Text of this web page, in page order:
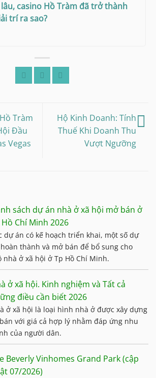
casino Hồ Tràm đã trở thành
trí ra sao?
Tràm
Đầu
Vegas
Hộ Kinh Doanh: Tính
Thuế Khi Doanh Thu
Vượt Ngưỡng
sách dự án nhà ở xã hội mở bán ở
Chí Minh 2026
dự án có kế hoạch triển khai, một số dự
thành và mở bán để bổ sung cho
nhà ở xã hội ở Tp Hồ Chí Minh.
ở xã hội. Kinh nghiệm và Tất cả
điều cần biết 2026
ở xã hội là loại hình nhà ở được xây dựng
với giá cả hợp lý nhằm đáp ứng nhu
của người dân.
Beverly Vinhomes Grand Park (cập
07/2026)